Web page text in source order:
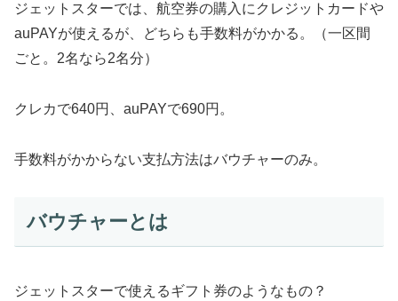
ジェットスターでは、航空券の購入にクレジットカードや
auPAYが使えるが、どちらも手数料がかかる。（一区間
ごと。2名なら2名分）
クレカで640円、auPAYで690円。
手数料がかからない支払方法はバウチャーのみ。
バウチャーとは
ジェットスターで使えるギフト券のようなもの？